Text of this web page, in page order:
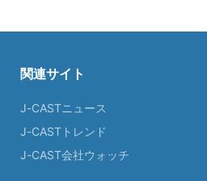
関連サイト
J-CASTニュース
J-CASTトレンド
J-CAST会社ウォッチ